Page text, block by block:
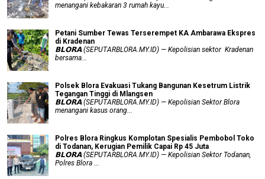
menangani kebakaran 3 rumah kayu...
Petani Sumber Tewas Terserempet KA Ambarawa Ekspres
di Kradenan
𝗕𝗟𝗢𝗥𝗔 (SEPUTARBLORA.MY.ID) — Kepolisian sektor Kradenan
bersama...
Polsek Blora Evakuasi Tukang Bangunan Kesetrum Listrik
Tegangan Tinggi di Mlangsen
𝗕𝗟𝗢𝗥𝗔 (SEPUTARBLORA.MY.ID) — Kepolisian Sektor Blora
menangani kasus orang...
Polres Blora Ringkus Komplotan Spesialis Pembobol Toko
di Todanan, Kerugian Pemilik Capai Rp 45 Juta
𝗕𝗟𝗢𝗥𝗔 (SEPUTARBLORA.MY.ID) — Kepolisian Sektor Todanan,
Polres Blora ...